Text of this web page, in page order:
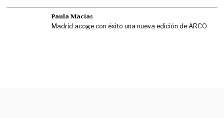
Paula Macías
Madrid acoge con éxito una nueva edición de ARCO